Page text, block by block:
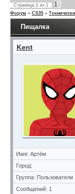
Страница 1 из 1 1
Форум » CS35 »
Пищалка
Kent
Имя: Артём
Город:
Группа: Пользователи
Сообщений: 1